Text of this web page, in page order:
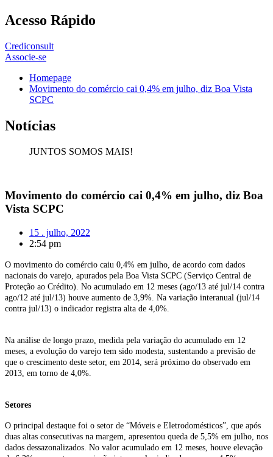
Acesso Rápido
Crediconsult
Associe-se
Homepage
Movimento do comércio cai 0,4% em julho, diz Boa Vista
SCPC
Notícias
JUNTOS SOMOS MAIS!
Movimento do comércio cai 0,4% em julho, diz Boa
Vista SCPC
15 . julho, 2022
2:54 pm
O movimento do comércio caiu 0,4% em julho, de acordo com dados
nacionais do varejo, apurados pela Boa Vista SCPC (Serviço Central de
Proteção ao Crédito). No acumulado em 12 meses (ago/13 até jul/14 contra
ago/12 até jul/13) houve aumento de 3,9%. Na variação interanual (jul/14
contra jul/13) o indicador registra alta de 4,0%.
Na análise de longo prazo, medida pela variação do acumulado em 12
meses, a evolução do varejo tem sido modesta, sustentando a previsão de
que o crescimento deste setor, em 2014, será próximo do observado em
2013, em torno de 4,0%.
Setores
O principal destaque foi o setor de “Móveis e Eletrodomésticos”, que após
duas altas consecutivas na margem, apresentou queda de 5,5% em julho, nos
dados dessazonalizados. No valor acumulado em 12 meses, houve elevação